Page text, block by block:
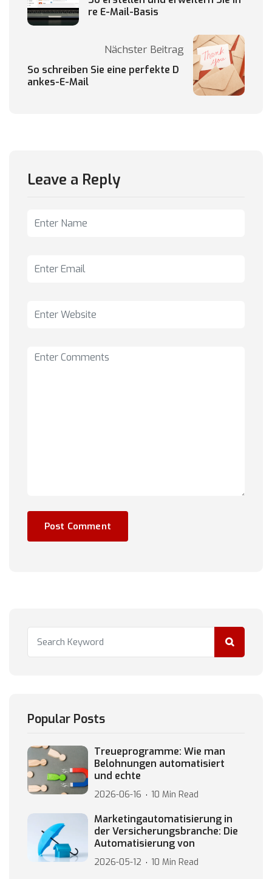
re E-Mail-Basis
Nächster Beitrag
So schreiben Sie eine perfekte D
ankes-E-Mail
Leave a Reply
Popular Posts
Treueprogramme: Wie man
Belohnungen automatisiert
und echte
2026-06-16 10 Min Read
Marketingautomatisierung in
der Versicherungsbranche: Die
Automatisierung von
2026-05-12 10 Min Read